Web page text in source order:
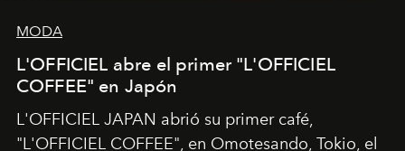
MODA
L'OFFICIEL abre el primer "L'OFFICIEL
COFFEE" en Japón
L'OFFICIEL JAPAN abrió su primer café,
"L'OFFICIEL COFFEE", en Omotesando, Tokio, el